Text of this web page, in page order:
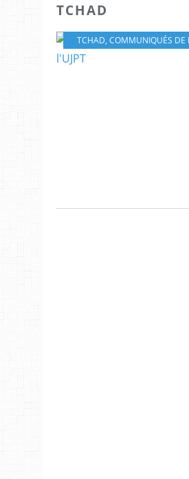
TCHAD
TCHAD, COMMUNIQUÉS DE